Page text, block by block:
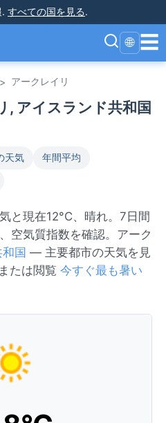
. すべての国を見る.
🌐 ☰
> アークレイリ
, アイスランド共和国
天気
年間平均
と現在12°C、晴れ。7日間
空気質指数を確認。アーク
国 — 主要都市の天気を見
たは閲覧 今すぐ最も暑い